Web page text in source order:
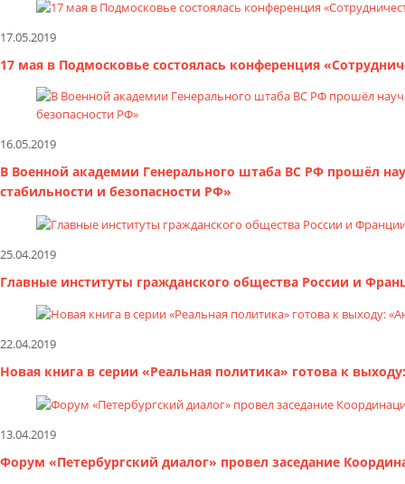
17.05.2019
17 мая в Подмосковье состоялась конференция
16.05.2019
В Военной академии Генерального штаба ВС РФ прошёл
стабильности и безопасности РФ»
25.04.2019
Главные институты гражданского общества России и
22.04.2019
Новая книга в серии «Реальная политика» готова к
13.04.2019
Форум «Петербургский диалог» провел заседание